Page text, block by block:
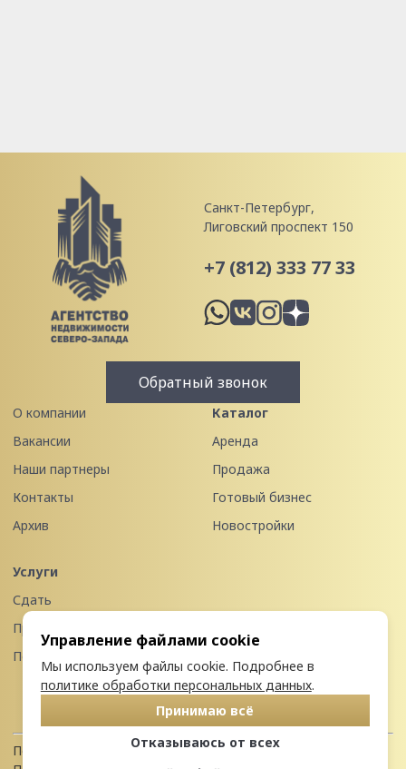
Санкт-Петербург,
Лиговский проспект 150
+7 (812) 333 77 33
Обратный звонок
О компании
Вакансии
Наши партнеры
Контакты
Архив
Каталог
Аренда
Продажа
Готовый бизнес
Новостройки
Услуги
Сдать
Продать
Передать в управление
Политика конфиденциальности
Управление файлами cookie
Мы используем файлы cookie. Подробнее в
политике обработки персональных данных.
Принимаю всё
Отказываюсь от всех